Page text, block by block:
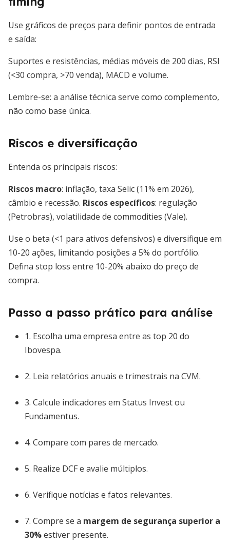
Use gráficos de preços para definir pontos de entrada
e saída:
Suportes e resistências, médias móveis de 200 dias, RSI
(<30 compra, >70 venda), MACD e volume.
Lembre-se: a análise técnica serve como complemento,
não como base única.
Riscos e diversificação
Entenda os principais riscos:
Riscos macro: inflação, taxa Selic (11% em 2026),
câmbio e recessão. Riscos específicos: regulação
(Petrobras), volatilidade de commodities (Vale).
Use o beta (<1 para ativos defensivos) e diversifique em
10-20 ações, limitando posições a 5% do portfólio.
Defina stop loss entre 10-20% abaixo do preço de
compra.
Passo a passo prático para análise
1. Escolha uma empresa entre as top 20 do
Ibovespa.
2. Leia relatórios anuais e trimestrais na CVM.
3. Calcule indicadores em Status Invest ou
Fundamentus.
4. Compare com pares de mercado.
5. Realize DCF e avalie múltiplos.
6. Verifique notícias e fatos relevantes.
7. Compre se a margem de segurança superior a
30%estiver presente.